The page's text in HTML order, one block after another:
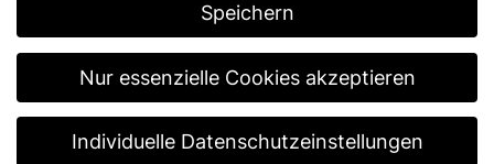
Speichern
Nur essenzielle Cookies akzeptieren
Individuelle Datenschutzeinstellungen